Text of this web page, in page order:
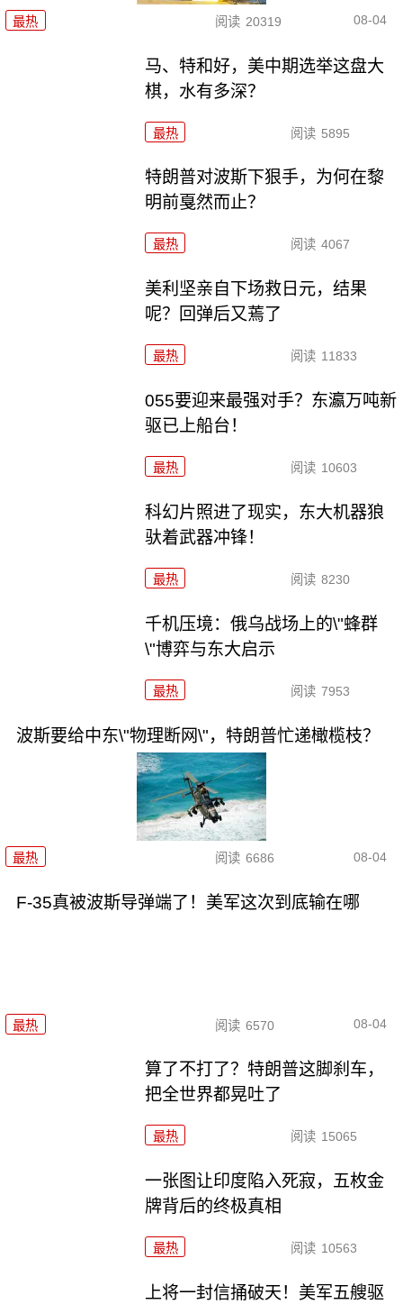
最热 阅读 20319 08-04
马、特和好，美中期选举这盘大
棋，水有多深？
最热 阅读 5895
特朗普对波斯下狠手，为何在黎
明前戛然而止？
最热 阅读 4067
美利坚亲自下场救日元，结果
呢？回弹后又蔫了
最热 阅读 11833
055要迎来最强对手？东瀛万吨新
驱已上船台！
最热 阅读 10603
科幻片照进了现实，东大机器狼
驮着武器冲锋！
最热 阅读 8230
千机压境：俄乌战场上的\"蜂群
\"博弈与东大启示
最热 阅读 7953
波斯要给中东\"物理断网\"，特朗普忙递橄榄枝？
最热 阅读 6686 08-04
F-35真被波斯导弹端了！美军这次到底输在哪
最热 阅读 6570 08-04
算了不打了？特朗普这脚刹车，
把全世界都晃吐了
最热 阅读 15065
一张图让印度陷入死寂，五枚金
牌背后的终极真相
最热 阅读 10563
上将一封信捅破天！美军五艘驱